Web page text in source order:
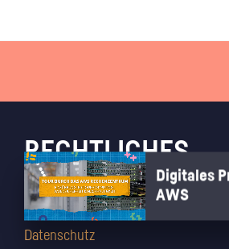
Digitales
AWS
RECHTLICHES
Impressum
AGB
Datenschutz